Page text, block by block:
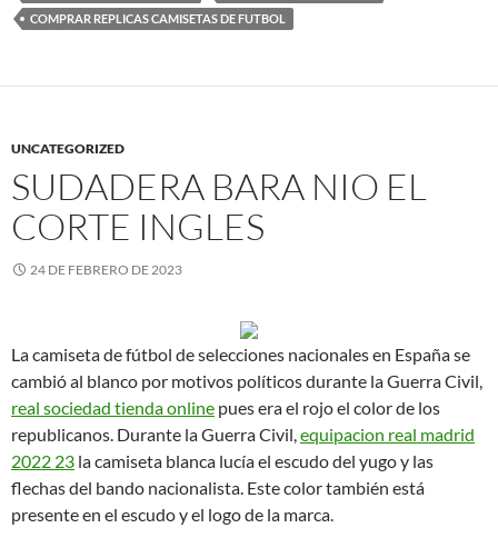
COMPRAR REPLICAS CAMISETAS DE FUTBOL
UNCATEGORIZED
SUDADERA BARA NIO EL
CORTE INGLES
24 DE FEBRERO DE 2023
La camiseta de fútbol de selecciones nacionales en España se
cambió al blanco por motivos políticos durante la Guerra Civil,
real sociedad tienda online pues era el rojo el color de los
republicanos. Durante la Guerra Civil,equipacion real madrid
2022 23 la camiseta blanca lucía el escudo del yugo y las
flechas del bando nacionalista. Este color también está
presente en el escudo y el logo de la marca.